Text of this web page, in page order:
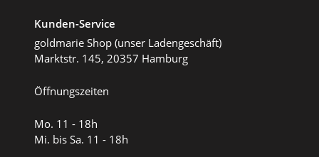
Kunden-Service
goldmarie Shop (unser Ladengeschäft)
Marktstr. 145, 20357 Hamburg
Öffnungszeiten
Mo. 11 - 18h
Mi. bis Sa. 11 - 18h